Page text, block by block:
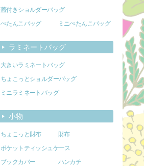
蓋付きショルダーバッグ
ぺたんこバッグ
ミニぺたんこバッグ
ラミネートバッグ
大きいラミネートバッグ
ちょこっとショルダーバッグ
ミニラミネートバッグ
小物
ちょこっと財布
財布
ポケットティッシュケース
ブックカバー
ハンカチ